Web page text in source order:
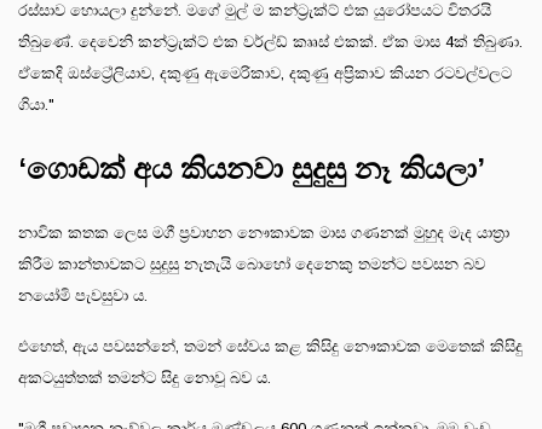
රස්සාව හොයලා දුන්නේ. මගේ මුල් ම කන්ට්‍රැක්ට් එක යුරෝපයට විතරයි
තිබුණේ. දෙවෙනි කන්ට්‍රැක්ට් එක වර්ල්ඩ් කෲස් එකක්. ඒක මාස 4ක් තිබුණා.
ඒකෙදි ඔස්ට්‍රේලියාව, දකුණු ඇමෙරිකාව, දකුණු අප්‍රිකාව කියන රටවල්වලට
ගියා."
‘ගොඩක් අය කියනවා සුදුසු නෑ කියලා’
නාවික කතක ලෙස මගී ප්‍රවාහන නෞකාවක මාස ගණනක් මුහුද මැද යාත්‍රා
කිරීම කාන්තාවකට සුදුසු නැතැයි බොහෝ දෙනෙකු තමන්ට පවසන බව
නයෝමි පැවසුවා ය.
එහෙත්, ඇය පවසන්නේ, තමන් සේවය කළ කිසිදු නෞකාවක මෙතෙක් කිසිදු
අකටයුත්තක් තමන්ට සිදු නොවූ බව ය.